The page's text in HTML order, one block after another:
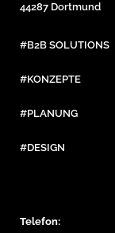
44287 Dortmund
#B2B SOLUTIONS
#KONZEPTE
#PLANUNG
#DESIGN
Telefon: